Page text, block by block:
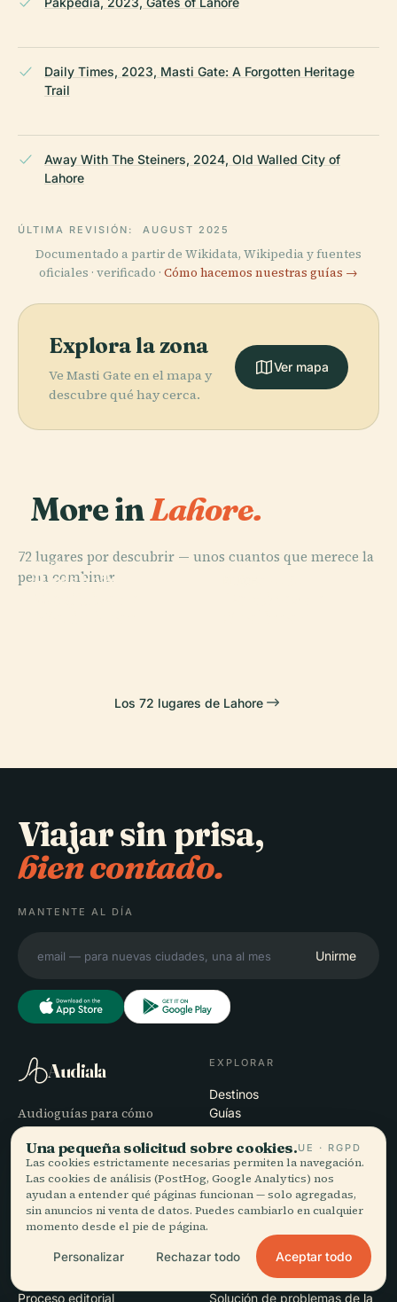
Daily Times, 2023, Masti Gate: A Forgotten Heritage
Trail
Away With The Steiners, 2024, Old Walled City of
Lahore
ÚLTIMA REVISIÓN: AUGUST 2025
Documentado a partir de Wikidata, Wikipedia y fuentes
oficiales · verificado · Cómo hacemos nuestras guías →
Explora la zona
Ve Masti Gate en el mapa y
descubre qué hay cerca.
Ver mapa
More inLahore.
72 lugares por descubrir — unos cuantos que merece la
pena combinar.
PLACE
Badshahi
PLACE
PLACE
Los 72 lugares de Lahore
Viajar sin prisa,
bien contado.
MANTENTE AL DÍA
Unirme
Audiala
Audioguías para cómo
paseas de verdad —
documentadas con
honestidad, narradas para
la calle, descargadas de una
vez.
EXPLORAR
Destinos
Guías
Consejos de viaje
Ver precios
Descargar
Proceso editorial
Solución de problemas de la
Una pequeña solicitud sobre cookies.UE · RGPD
Las cookies estrictamente necesarias permiten la navegación.
Las cookies de análisis (PostHog, Google Analytics) nos
ayudan a entender qué páginas funcionan — solo agregadas,
sin anuncios ni venta de datos. Puedes cambiarlo en cualquier
momento desde el pie de página.
Personalizar Rechazar todo Aceptar todo